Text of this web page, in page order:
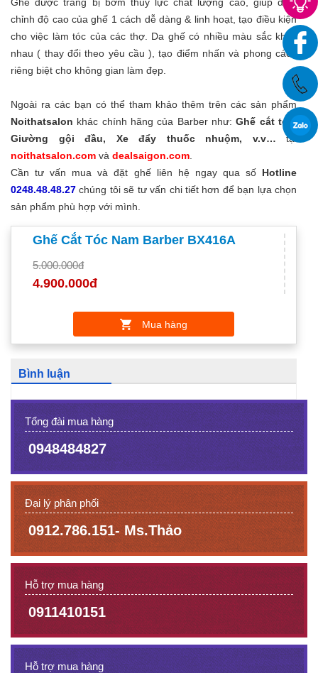
chỉnh độ cao của ghế 1 cách dễ dàng & linh hoạt, tạo điều kiện
cho việc làm tóc của các thợ. Da ghế có nhiều màu sắc khác
nhau ( thay đổi theo yêu cầu ), tạo điểm nhấn và phong cách
riêng biệt cho không gian làm đẹp.
Ngoài ra các bạn có thể tham khảo thêm trên các sản phẩm
Noithatsalon khác chính hãng của Barber như:Ghế cắt tóc,
Giường gội đầu, Xe đẩy thuốc nhuộm, v.v… tại
noithatsalon.com và dealsaigon.com
Cần tư vấn mua và đặt ghế liên hệ ngay qua số Hotline
0248.48.48.27 chúng tôi sẽ tư vấn chi tiết hơn để bạn lựa chọn
sản phẩm phù hợp với mình.
Ghế Cắt Tóc Nam Barber BX416A
5.000.000đ
4.900.000đ
Mua hàng
Bình luận
Tổng đài mua hàng
0948484827
Đại lý phân phối
0912.786.151- Ms.Thảo
Hỗ trợ mua hàng
0911410151
Hỗ trợ mua hàng